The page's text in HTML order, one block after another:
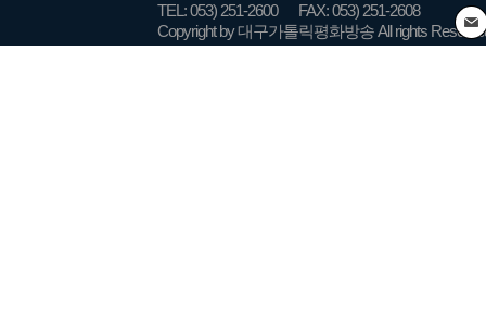
TEL: 053) 251-2600
FAX: 053) 251-2608
Copyright by 대구가톨릭평화방송 All rights